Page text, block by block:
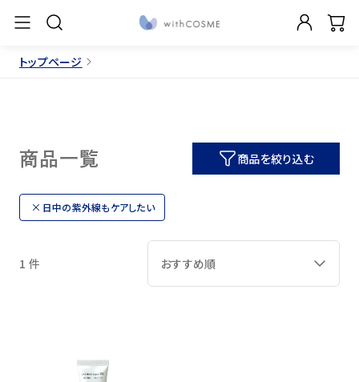
トップページ
商品一覧 商品を絞り込む
日中の紫外線もケアしたい
1 件